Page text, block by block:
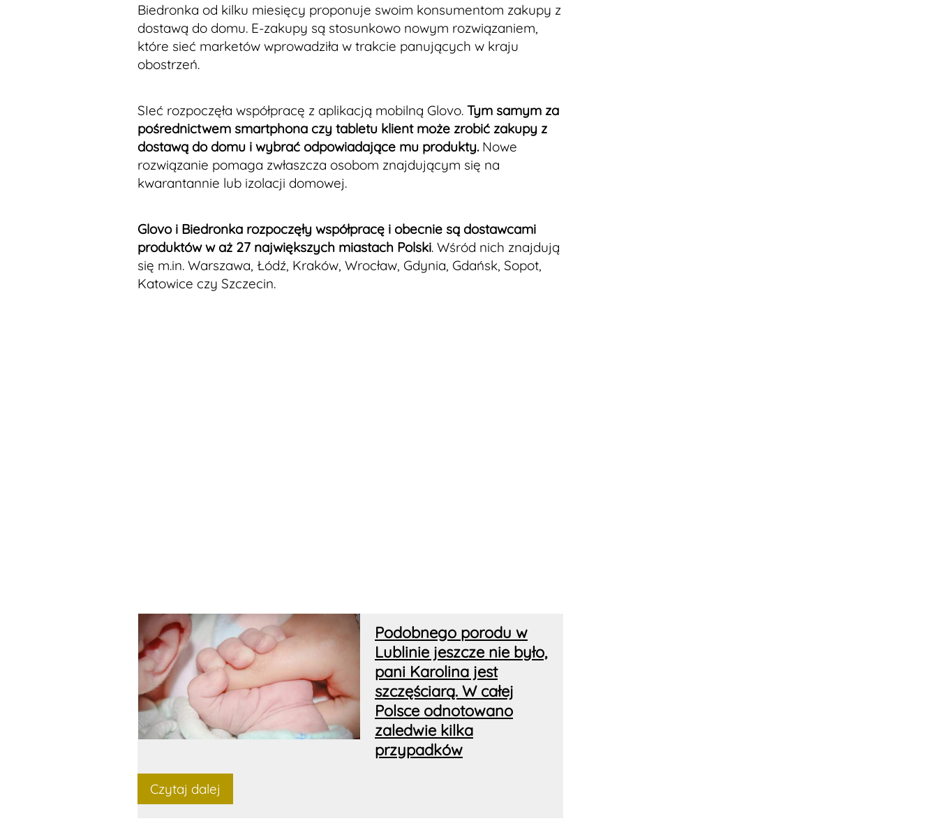
Biedronka od kilku miesięcy proponuje swoim konsumentom zakupy z
dostawą do domu. E-zakupy są stosunkowo nowym rozwiązaniem,
które sieć marketów wprowadziła w trakcie panujących w kraju
obostrzeń.
SIeć rozpoczęła współpracę z aplikacją mobilną Glovo. Tym samym za
pośrednictwem smartphona czy tabletu klient może zrobić zakupy z
dostawą do domu i wybrać odpowiadające mu produkty.Nowe
rozwiązanie pomaga zwłaszcza osobom znajdującym się na
kwarantannie lub izolacji domowej.
Glovo i Biedronka rozpoczęły współpracę i obecnie są dostawcami
produktów w aż 27 największych miastach Polski. Wśród nich znajdują
się m.in. Warszawa, Łódź, Kraków, Wrocław, Gdynia, Gdańsk, Sopot,
Katowice czy Szczecin.
Podobnego porodu w
Lublinie jeszcze nie było,
pani Karolina jest
szczęściarą. W całej
Polsce odnotowano
zaledwie kilka
przypadków
Czytaj dalej